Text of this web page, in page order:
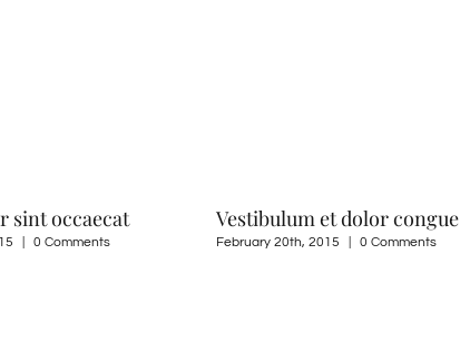
sint occaecat
0 Comments
Vestibulum et dolor congue
February 20th, 2015 0 Comments